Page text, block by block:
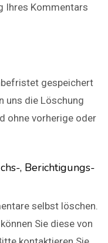
Ihres Kommentars
gespeichert
uns die Löschung
ohne vorherige oder
, Berichtigungs-
selbst löschen.
Sie diese von